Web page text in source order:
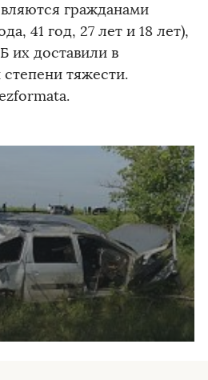
гражданами
41 год, 27 лет и 18 лет),
их доставили в
тяжести.